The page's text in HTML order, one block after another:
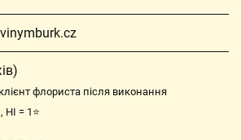
флориста після виконання
= 1⭐